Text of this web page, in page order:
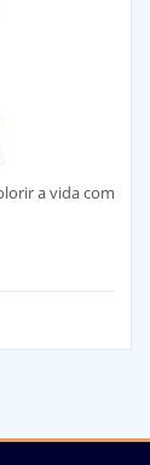
a vida com